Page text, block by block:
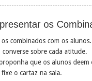
os
combinados com os alunos.
converse sobre cada atitude.
que os alunos deem
o cartaz na sala.